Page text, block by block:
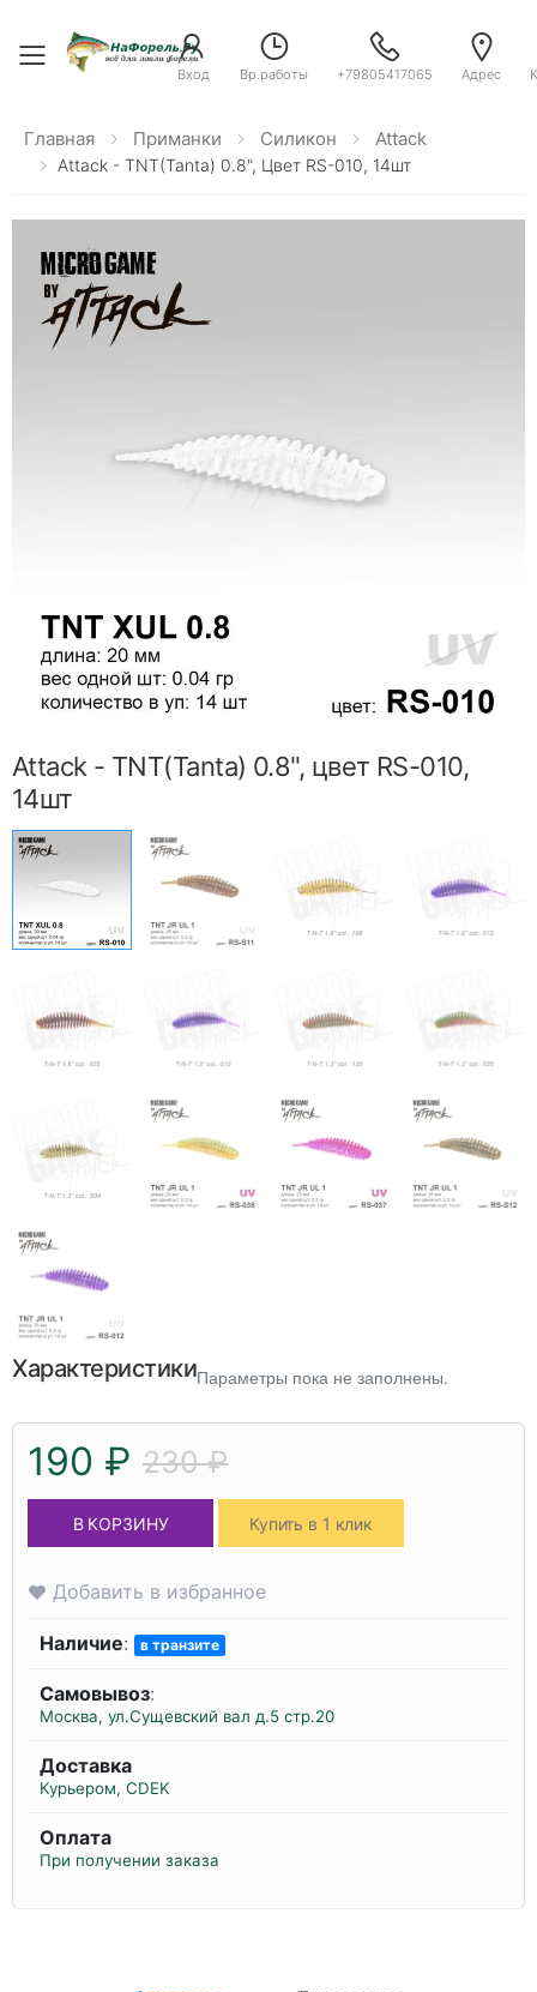
Toggle menu
Вход Вр.работы +79805417065 Адрес
Главная Приманки Силикон Attack
Attack - TNT(Tanta) 0.8", Цвет RS-010, 14шт
Attack - TNT(Tanta) 0.8", цвет RS-010,
14шт
ХарактеристикиПараметры пока не заполнены.
190 ₽ 230 ₽
В КОРЗИНУ Купить в 1 клик
Добавить в избранное
Наличие: в транзите
Самовывоз:
Москва, ул.Сущевский вал д.5 стр.20
Доставка
Курьером, CDEK
Оплата
При получении заказа